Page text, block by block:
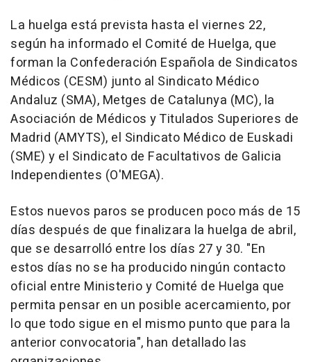
La huelga está prevista hasta el viernes 22,
según ha informado el Comité de Huelga, que
forman la Confederación Española de Sindicatos
Médicos (CESM) junto al Sindicato Médico
Andaluz (SMA), Metges de Catalunya (MC), la
Asociación de Médicos y Titulados Superiores de
Madrid (AMYTS), el Sindicato Médico de Euskadi
(SME) y el Sindicato de Facultativos de Galicia
Independientes (O'MEGA).
Estos nuevos paros se producen poco más de 15
días después de que finalizara la huelga de abril,
que se desarrolló entre los días 27 y 30. "En
estos días no se ha producido ningún contacto
oficial entre Ministerio y Comité de Huelga que
permita pensar en un posible acercamiento, por
lo que todo sigue en el mismo punto que para la
anterior convocatoria", han detallado las